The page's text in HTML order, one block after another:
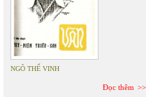
NGÔ THẾ VINH
Đọc thêm